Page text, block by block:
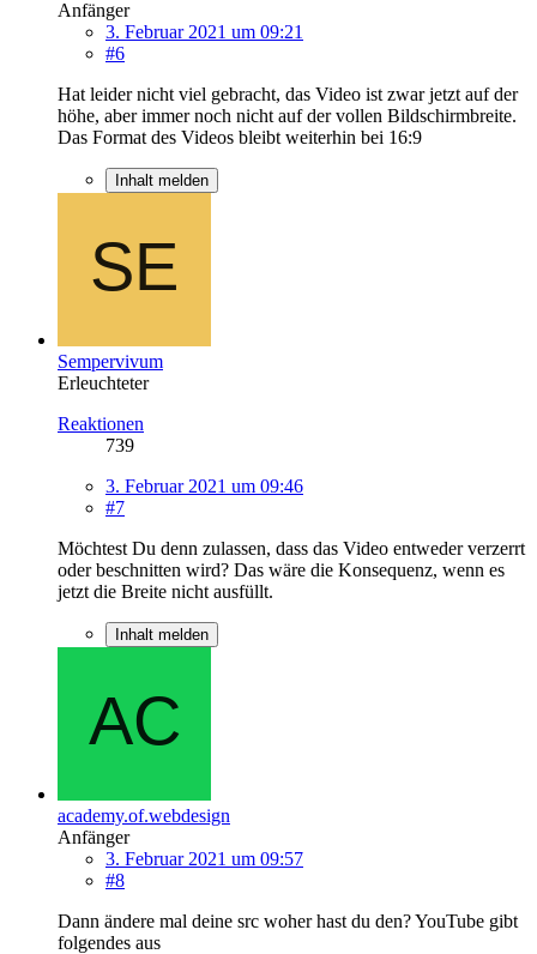
Anfänger
3. Februar 2021 um 09:21
#6
Hat leider nicht viel gebracht, das Video ist zwar jetzt auf der
höhe, aber immer noch nicht auf der vollen Bildschirmbreite.
Das Format des Videos bleibt weiterhin bei 16:9
Inhalt melden
Sempervivum
Erleuchteter
Reaktionen
739
3. Februar 2021 um 09:46
#7
Möchtest Du denn zulassen, dass das Video entweder verzerrt
oder beschnitten wird? Das wäre die Konsequenz, wenn es
jetzt die Breite nicht ausfüllt.
Inhalt melden
academy.of.webdesign
Anfänger
3. Februar 2021 um 09:57
#8
Dann ändere mal deine src woher hast du den? YouTube gibt
folgendes aus